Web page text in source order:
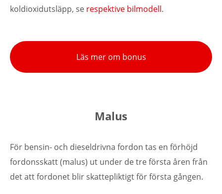
koldioxidutsläpp, se respektive bilmodell.
Läs mer om bonus
Malus
För bensin- och dieseldrivna fordon tas en förhöjd
fordonsskatt (malus) ut under de tre första åren från
det att fordonet blir skattepliktigt för första gången.